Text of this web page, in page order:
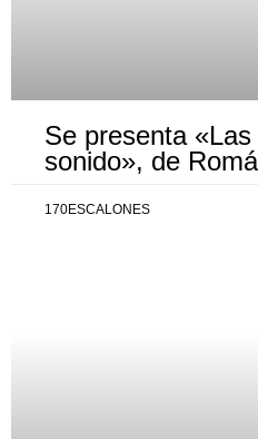
Se presenta
sonido», de
170ESCALONES